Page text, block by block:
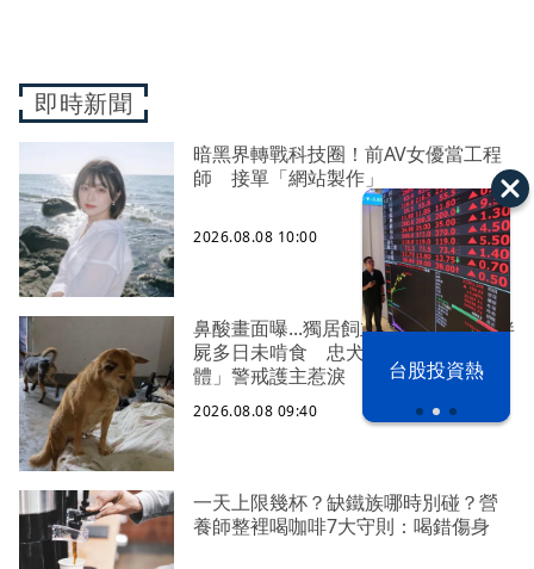
漢光42演習 台股投資熱
即時新聞
暗黑界轉戰科技圈！前AV女優當工程
師 接單「網站製作」
2026.08.08 10:00
鼻酸畫面曝...獨居飼主猝逝！13愛犬伴
屍多日未啃食 忠犬挨餓「死守遺
體」警戒護主惹淚
2026.08.08 09:40
一天上限幾杯？缺鐵族哪時別碰？營
養師整裡喝咖啡7大守則：喝錯傷身